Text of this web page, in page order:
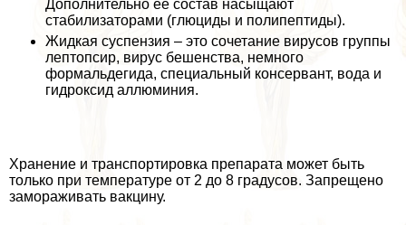
Дополнительно её состав насыщают
стабилизаторами (глюциды и полипептиды).
Жидкая суспензия – это сочетание вирусов группы
лептопсир, вирус бешенства, немного
формальдегида, специальный консервант, вода и
гидроксид аллюминия.
Хранение и трaнcпортировка препарата может быть
только при температуре от 2 до 8 градусов. Запрещено
замораживать вакцину.